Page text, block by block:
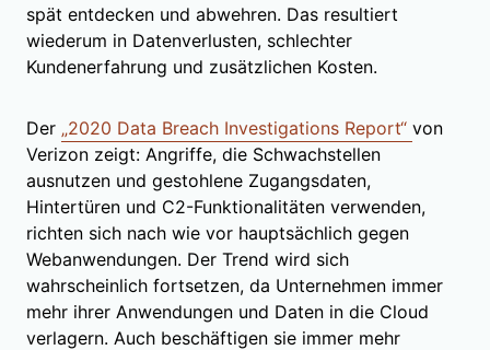
spät entdecken und abwehren. Das resultiert
wiederum in Datenverlusten, schlechter
Kundenerfahrung und zusätzlichen Kosten.
Der „2020 Data Breach Investigations Report“ von
Verizon zeigt: Angriffe, die Schwachstellen
ausnutzen und gestohlene Zugangsdaten,
Hintertüren und C2-Funktionalitäten verwenden,
richten sich nach wie vor hauptsächlich gegen
Webanwendungen. Der Trend wird sich
wahrscheinlich fortsetzen, da Unternehmen immer
mehr ihrer Anwendungen und Daten in die Cloud
verlagern. Auch beschäftigen sie immer mehr